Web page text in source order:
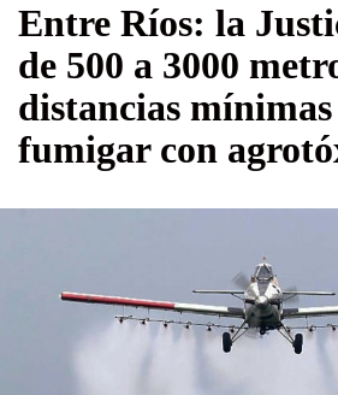
Entre Ríos: la
de 500 a 3000
distancias
fumigar con